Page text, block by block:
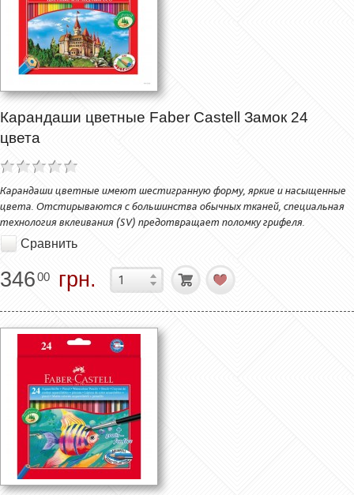
Карандаши цветные Faber Castell Замок 24
цвета
Карандаши цветные имеют шестигранную форму, яркие и насыщенные
цвета. Отстирываются с большинства обычных тканей, специальная
технология вклеивания (SV) предотвращает поломку грифеля.
Сравнить
34600 грн.